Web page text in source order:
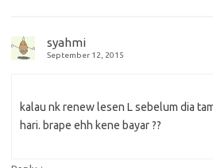
syahmi
September 12, 2015
kalau nk renew lesen L sebelum dia
hari. brape ehh kene bayar ??